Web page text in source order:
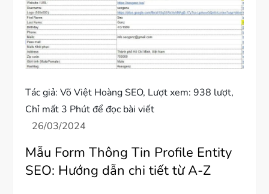
Tác giả:Võ Việt Hoàng SEO, Lượt xem: 938 lượt,
Chỉ mất 3 Phút để đọc bài viết
Mẫu Form Thông Tin Profile Entity
SEO: Hướng dẫn chi tiết từ A-Z